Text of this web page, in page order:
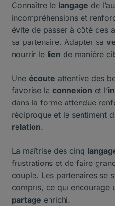
Connaître le langage de
incompréhensions et
évite de passer à côté des
sa partenaire. Adapter sa
nourrir le lien de manière
Une écoute attentive des
favorise la connexion et l’
dans la forme attendue
réciproque et le sentiment
relation.
La maîtrise des cinq
frustrations et de faire
couple. Les partenaires se
compris, ce qui encourage
partage enrichi.